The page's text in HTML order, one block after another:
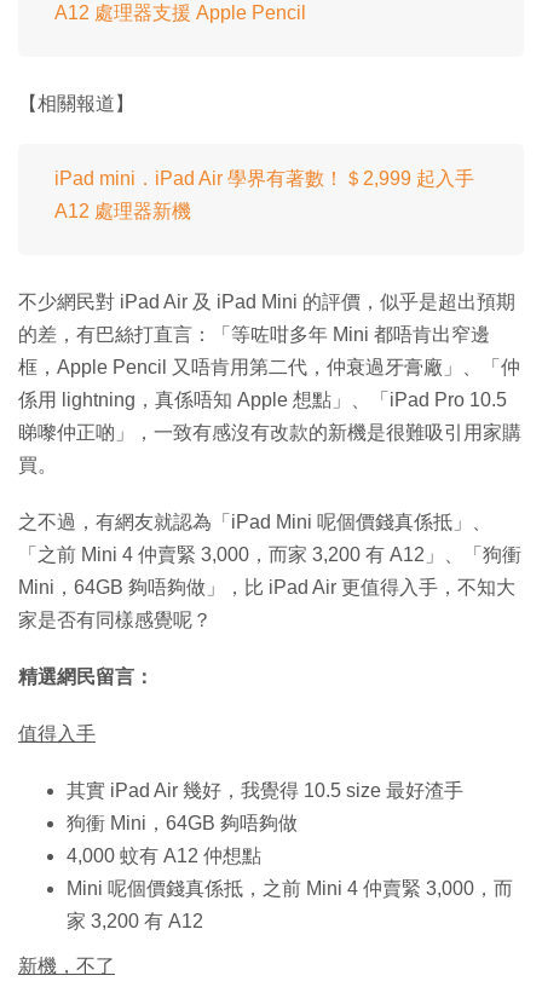
A12 處理器支援 Apple Pencil
【相關報道】
iPad mini．iPad Air 學界有著數！＄2,999 起入手
A12 處理器新機
不少網民對 iPad Air 及 iPad Mini 的評價，似乎是超出預期
的差，有巴絲打直言：「等咗咁多年 Mini 都唔肯出窄邊
框，Apple Pencil 又唔肯用第二代，仲衰過牙膏廠」、「仲
係用 lightning，真係唔知 Apple 想點」、「iPad Pro 10.5
睇嚟仲正啲」，一致有感沒有改款的新機是很難吸引用家購
買。
之不過，有網友就認為「iPad Mini 呢個價錢真係抵」、
「之前 Mini 4 仲賣緊 3,000，而家 3,200 有 A12」、「狗衝
Mini，64GB 夠唔夠做」，比 iPad Air 更值得入手，不知大
家是否有同樣感覺呢？
精選網民留言：
值得入手
其實 iPad Air 幾好，我覺得 10.5 size 最好渣手
狗衝 Mini，64GB 夠唔夠做
4,000 蚊有 A12 仲想點
Mini 呢個價錢真係抵，之前 Mini 4 仲賣緊 3,000，而
家 3,200 有 A12
新機，不了